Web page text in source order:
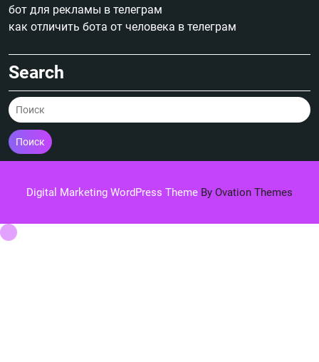
бот для рекламы в телеграм
как отличить бота от человека в телеграм
Search
Поиск
Digital Marketing WordPress Theme By Ovation Themes